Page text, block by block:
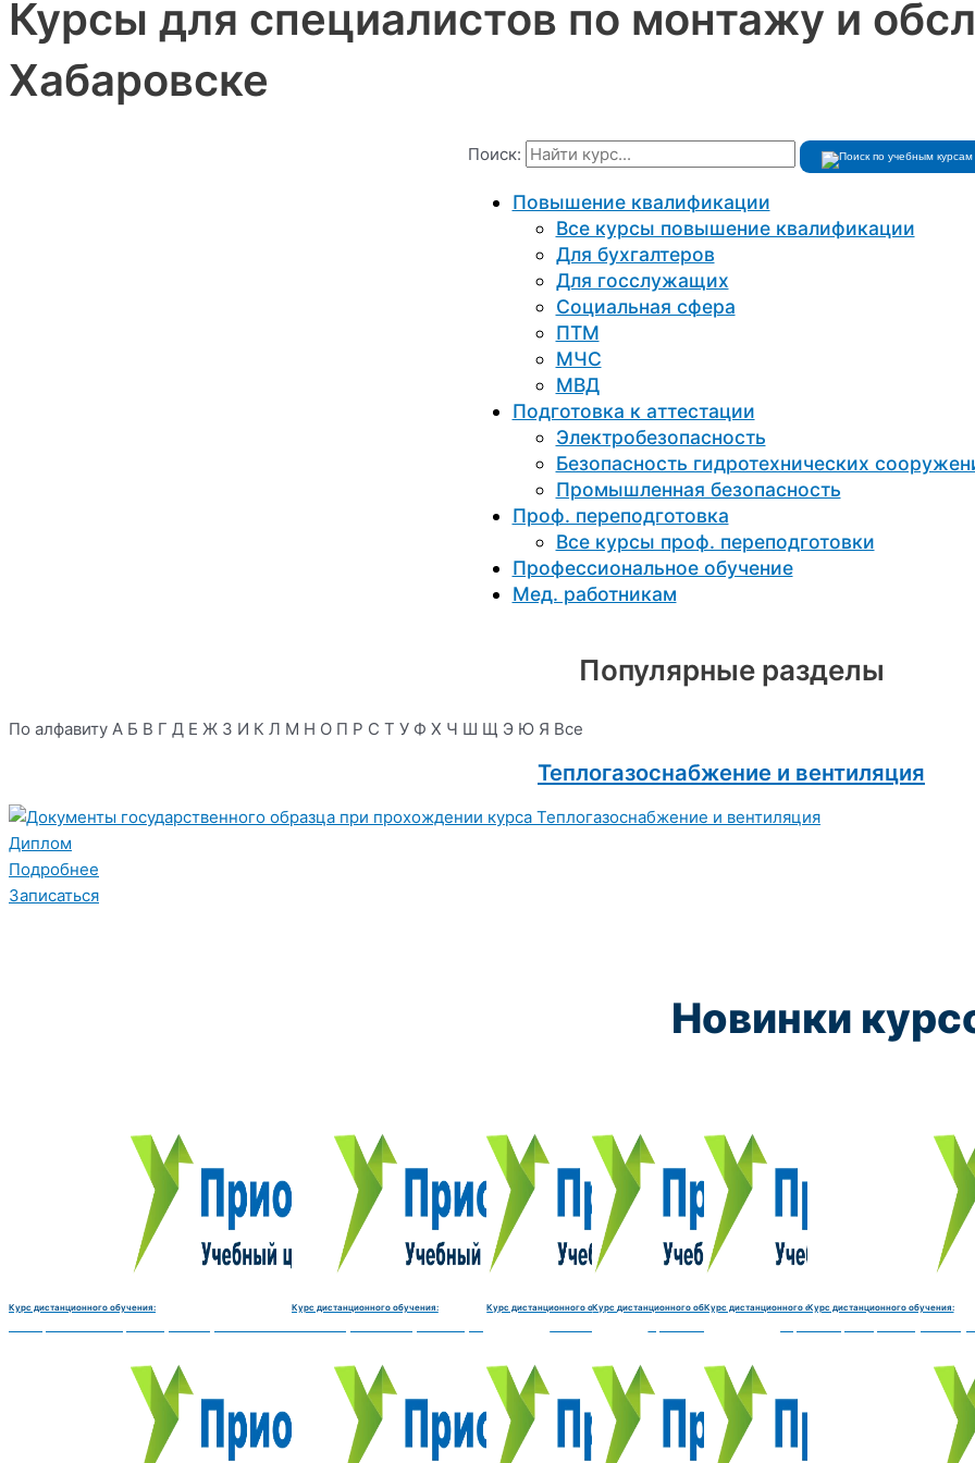
Курсы для специалистов по монтажу и
Хабаровске
Поиск:
Повышение квалификации
Все курсы повышение квалификации
Для бухгалтеров
Для госслужащих
Социальная сфера
ПТМ
МЧС
МВД
Подготовка к aттестации
Электробезопасность
Безопасность гидротехнических
Промышленная безопасность
Проф. переподготовка
Все курсы проф. переподготовки
Профессиональное обучение
Мед. работникам
Популярные разделы
По алфавиту А Б В Г Д Е Ж З И К Л М Н О П Р С Т У Ф Х Ч Ш Щ Э Ю Я Все
Теплогазоснабжение и вентиляция
Диплом
Подробнее
Записаться
Новинки
Курс дистанционного обучения:
Курс обучения:
Электромеханик по ремонту и обслуживанию
9800 руб.
Курс дистанционного обучения:
Курс обучения:
Чистильщик металла, отливок, изделий и
9800 руб.
Курс дистанционного обучения:
Штамповщик-180 часов
9800 руб.
Курс дистанционного обучения:
Курс
Курс дистанционного обучения:Курс дистанционного обучения: